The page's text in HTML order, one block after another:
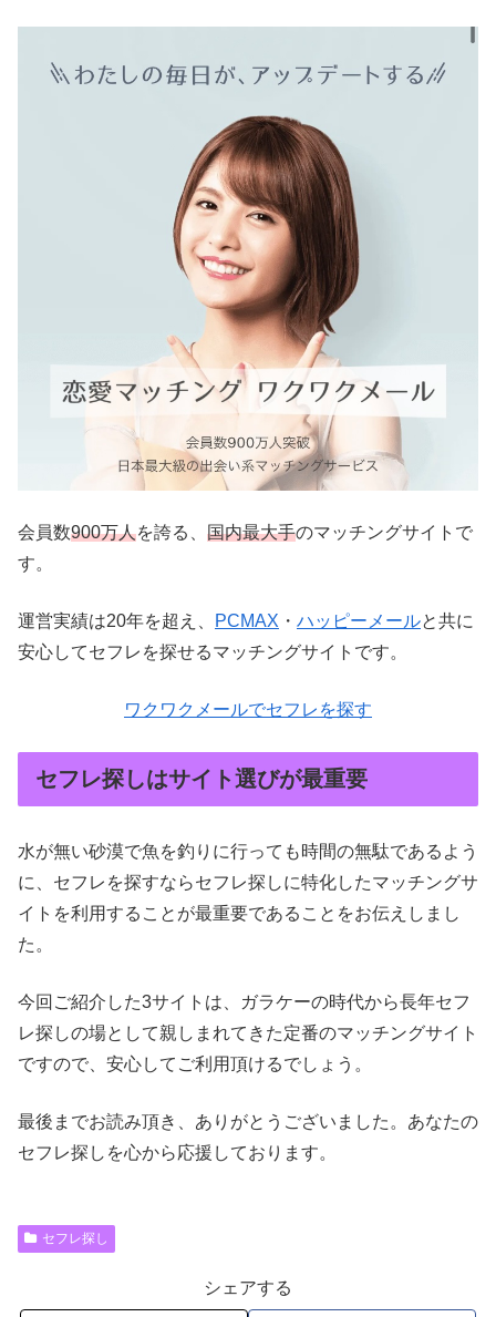
会員数900万人を誇る、 国内最大手のマッチングサイトで
す。
運営実績は20年を超え、 PCMAX ・ ハッピーメールと共に
安心してセフレを探せるマッチングサイトです。
ワクワクメールでセフレを探す
セフレ探しはサイト選びが最重要
水が無い砂漠で魚を釣りに行っても時間の無駄であるよう
に、セフレを探すならセフレ探しに特化したマッチングサ
イトを利用することが最重要であることをお伝えしまし
た。
今回ご紹介した3サイトは、ガラケーの時代から長年セフ
レ探しの場として親しまれてきた定番のマッチングサイト
ですので、安心してご利用頂けるでしょう。
最後までお読み頂き、ありがとうございました。あなたの
セフレ探しを心から応援しております。
セフレ探し
シェアする